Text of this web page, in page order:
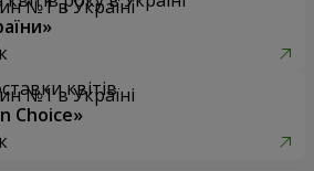
квітів
Choice»